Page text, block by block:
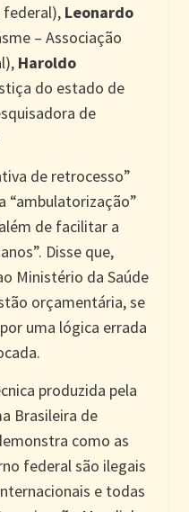
Leonardo
– Associação
Haroldo
do estado de
de
de retrocesso”
“ambulatorização”
de facilitar a
Disse que,
Ministério da Saúde
orçamentária, se
uma lógica errada
produzida pela
Brasileira de
como as
federal são ilegais
e todas